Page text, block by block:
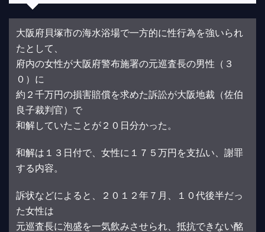
大阪府貝塚市の海水浴場で一方的に性行為を強いられ
たとして、
府内の女性が大阪府警布施署の元巡査長の男性（３
０）に
約２千万円の損害賠償を求めた訴訟が大阪地裁（佐伯
良子裁判官）で
和解していたことが２０日分かった。
和解は１３日付で、女性に１７５万円を支払い、謝罪
する内容。
訴状などによると、２０１２年７月、１０代後半だっ
た女性は
元巡査長に泡盛を一気飲みさせられ、抵抗できない酩